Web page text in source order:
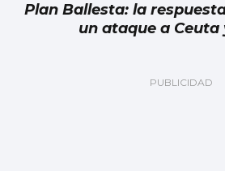
Plan Ballesta: la
un ataque a Ceuta